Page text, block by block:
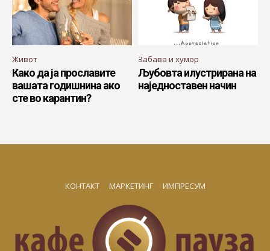
Живот
Како да ја прославите
вашата годишнина ако
сте во карантин?
Забава и хумор
Љубовта илустрирана на
наједноставен начин
КОНТАКТ МАРКЕТИНГ ИМПРЕСУМ